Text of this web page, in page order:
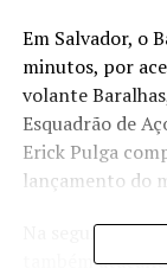
Em Salvador, o
minutos, por
volante
Esquadrão de
Erick Pulga
lançamento do
Na segunda
também